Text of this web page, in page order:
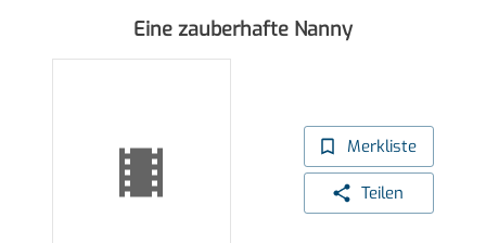
Eine zauberhafte Nanny
Merkliste
Teilen